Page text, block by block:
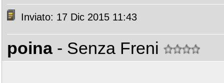
Inviato: 17 Dic 2015 11:43
poina - Senza Freni